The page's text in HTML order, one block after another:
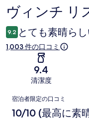
口
コ
ミ
ヴィンチ リ
9.2 とても素晴ら
1,003 件の口コミ
9.4
清潔度
口
コ
宿泊者限定の口コミ
10/10 (最高に素